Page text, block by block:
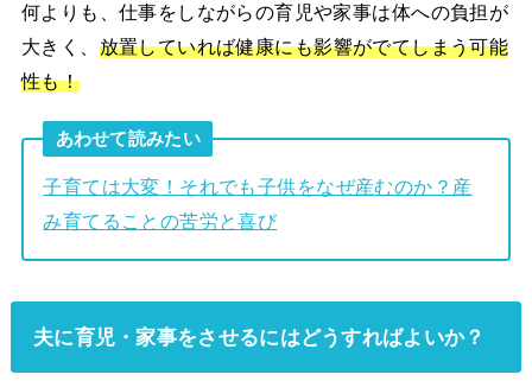
何よりも、仕事をしながらの育児や家事は体への負担が
大きく、 放置していれば健康にも影響がでてしまう可能
性も！
あわせて読みたい
子育ては大変！それでも子供をなぜ産むのか？産
み育てることの苦労と喜び
夫に育児・家事をさせるにはどうすればよいか？